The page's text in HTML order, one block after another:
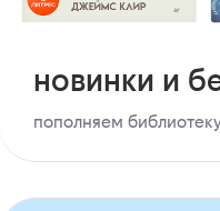
новинки и
пополняем